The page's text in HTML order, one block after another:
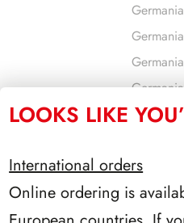
Gibilterra
Grecia
Guernsey
Israele
LOOKS LIKE
International orders
Online ordering is